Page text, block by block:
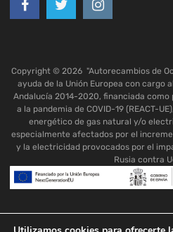
Copyright © 2026 "Autorecambios de
ayuda de la Unión Europea con cargo
Andalucía 2014-2020, financiada como
a la pandemia de COVID-19 (REACT-
energético de gas natural y/o
especialmente afectados por el
y la electricidad provocados por el
Rusia contra